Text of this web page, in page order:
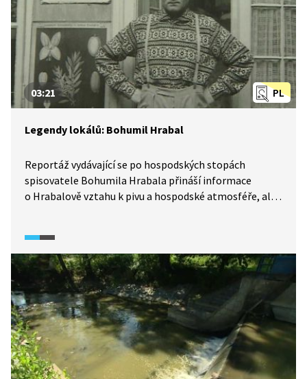
PL
03:21
Legendy lokálů: Bohumil Hrabal
Reportáž vydávající se po hospodských stopách
spisovatele Bohumila Hrabala přináší informace
o Hrabalově vztahu k pivu a hospodské atmosféře, ale
Na Bulovce.